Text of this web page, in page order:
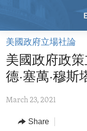
Skip
main
content
to
Navigation
HOME
VIDEO
REGIONS
AFRICA
TOPICS
美國政府立場社論
美國政府政
德·塞萬·穆斯
March 23, 2021
Share